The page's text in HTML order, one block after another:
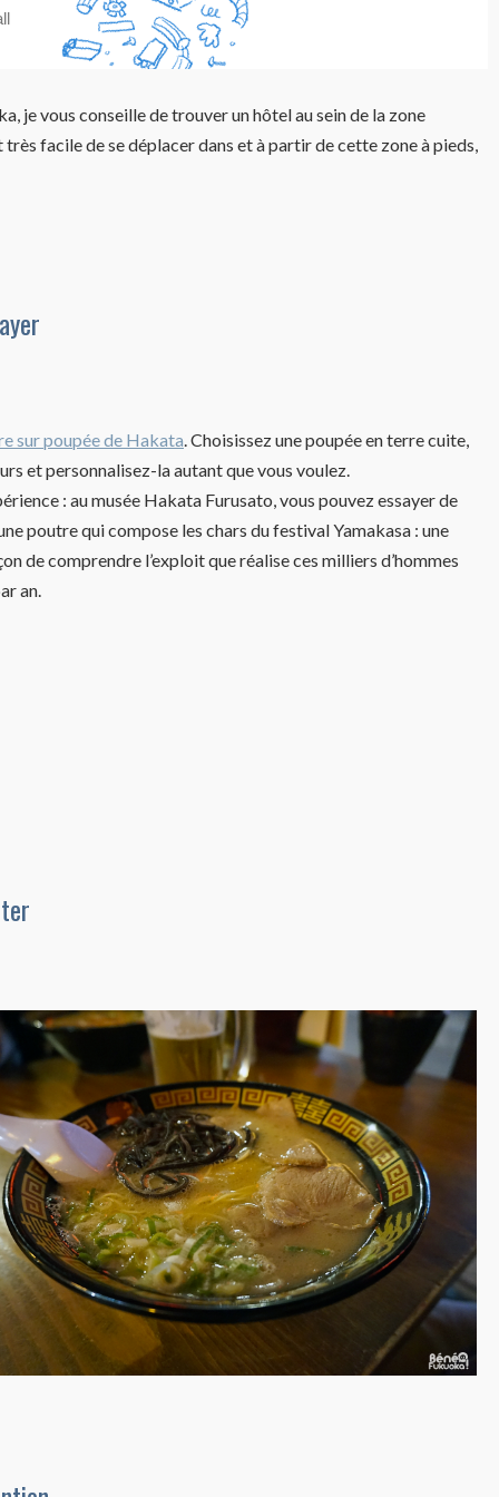
je vous conseille de trouver un hôtel au sein de la zone
facile de se déplacer dans et à partir de cette zone à pieds,
sur poupée de Hakata . Choisissez une poupée en terre cuite,
et personnalisez-la autant que vous voulez.
: au musée Hakata Furusato, vous pouvez essayer de
poutre qui compose les chars du festival Yamakasa : une
de comprendre l’exploit que réalise ces milliers d’hommes
an.